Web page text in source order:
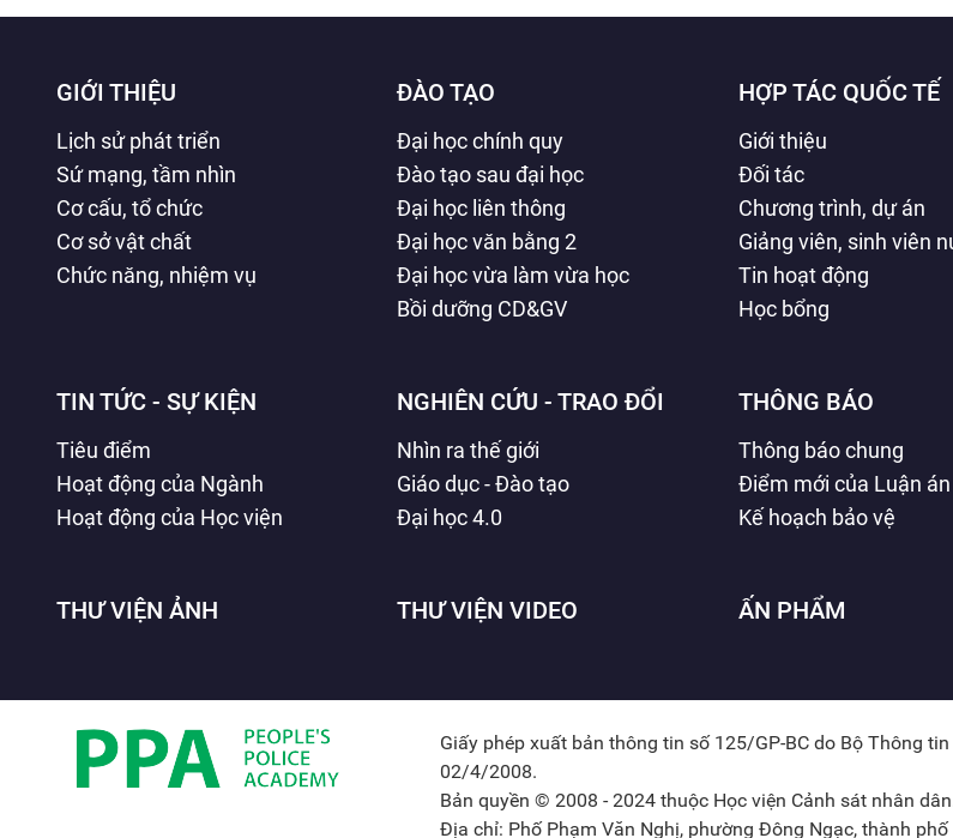
GIỚI THIỆU
Lịch sử phát triển
Sứ mạng, tầm nhìn
Cơ cấu, tổ chức
Cơ sở vật chất
Chức năng, nhiệm vụ
ĐÀO TẠO
Đại học chính quy
Đào tạo sau đại học
Đại học liên thông
Đại học văn bằng 2
Đại học vừa làm vừa học
Bồi dưỡng CD&GV
HỢP TÁC QUỐC TẾ
Giới thiệu
Đối tác
Chương trình, dự án
Giảng viên, sinh viên
Tin hoạt động
Học bổng
TIN TỨC - SỰ KIỆN
Tiêu điểm
Hoạt động của Ngành
Hoạt động của Học viện
NGHIÊN CỨU - TRAO ĐỔI
Nhìn ra thế giới
Giáo dục - Đào tạo
Đại học 4.0
THÔNG BÁO
Thông báo chung
Điểm mới của Luận án
Kế hoạch bảo vệ
THƯ VIỆN ẢNH THƯ VIỆN VIDEO ẤN PHẨM
Giấy phép xuất bản thông tin số 125/GP-BC do Bộ Thông
02/4/2008.
Bản quyền © 2008 - 2024 thuộc Học viện Cảnh sát nhân
Địa chỉ: Phố Phạm Văn Nghị, phường Đông Ngạc, thành phố